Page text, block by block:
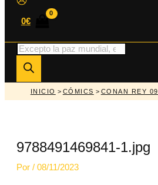
0€
Búsqueda
de
productos
INICIO > CÓMICS > CONAN REY 09
9788491469841-1.jpg
Por / 08/11/2023